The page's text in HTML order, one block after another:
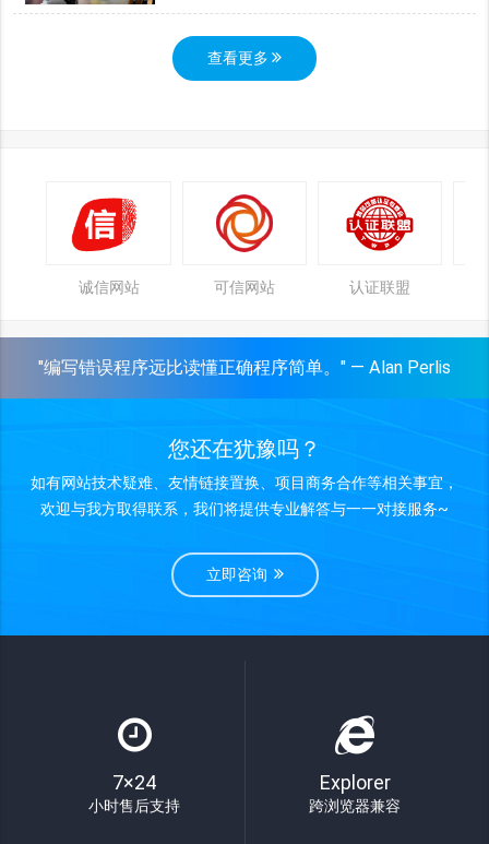
查看更多
诚信网站 可信网站 认证联盟
"编写错误程序远比读懂正确程序简单。" — Alan Perlis
您还在犹豫吗？
如有网站技术疑难、友情链接置换、项目商务合作等相关事宜，
欢迎与我方取得联系，我们将提供专业解答与一一对接服务~
立即咨询
7×24
小时售后支持
Explorer
跨浏览器兼容